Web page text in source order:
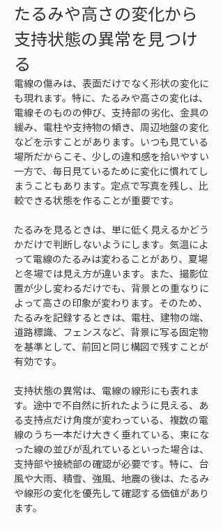
たるみや高さの変化から
支持状態の異常を見つけ
る
電線の傷みは、表面だけでなく形状の変化に
も現れます。特に、たるみや高さの変化は、
電線そのものの伸び、支持部の劣化、金具の
緩み、電柱や支持物の傾き、周辺地盤の変化
などを示すことがあります。いつも見ている
場所だからこそ、少しの違和感を拾いやすい
一方で、毎日見ているために変化に慣れてし
まうこともあります。定点で写真を残し、比
較できる状態を作ることが重要です。
たるみを見るときは、単に低く見えるかどう
かだけで判断しないようにします。気温によ
って電線のたるみは変わることがあり、夏場
と冬場では見え方が違います。また、撮影位
置が少し変わるだけでも、背景との重なりに
よって高さの印象が変わります。そのため、
たるみを記録するときは、電柱、建物の端、
道路標識、フェンスなど、背景に写る固定物
を基準として、前回と同じ構図で残すことが
有効です。
支持状態の異常は、電線の線形にも表れま
す。途中で不自然に折れたように見える、あ
る支持点だけ角度が変わっている、複数の電
線のうち一本だけ大きく垂れている、束にな
った線の並びが乱れているといった場合は、
支持部や接続部の確認が必要です。特に、台
風や大雨、積雪、強風、地震の後は、たるみ
や線形の変化を優先して確認する価値があり
ます。